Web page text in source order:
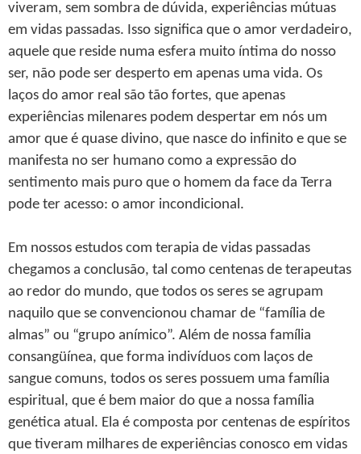
viveram, sem sombra de dúvida, experiências mútuas
em vidas passadas. Isso significa que o amor verdadeiro,
aquele que reside numa esfera muito íntima do nosso
ser, não pode ser desperto em apenas uma vida. Os
laços do amor real são tão fortes, que apenas
experiências milenares podem despertar em nós um
amor que é quase divino, que nasce do infinito e que se
manifesta no ser humano como a expressão do
sentimento mais puro que o homem da face da Terra
pode ter acesso: o amor incondicional.
Em nossos estudos com terapia de vidas passadas
chegamos a conclusão, tal como centenas de terapeutas
ao redor do mundo, que todos os seres se agrupam
naquilo que se convencionou chamar de “família de
almas” ou “grupo anímico”. Além de nossa família
consangüínea, que forma indivíduos com laços de
sangue comuns, todos os seres possuem uma família
espiritual, que é bem maior do que a nossa família
genética atual. Ela é composta por centenas de espíritos
que tiveram milhares de experiências conosco em vidas